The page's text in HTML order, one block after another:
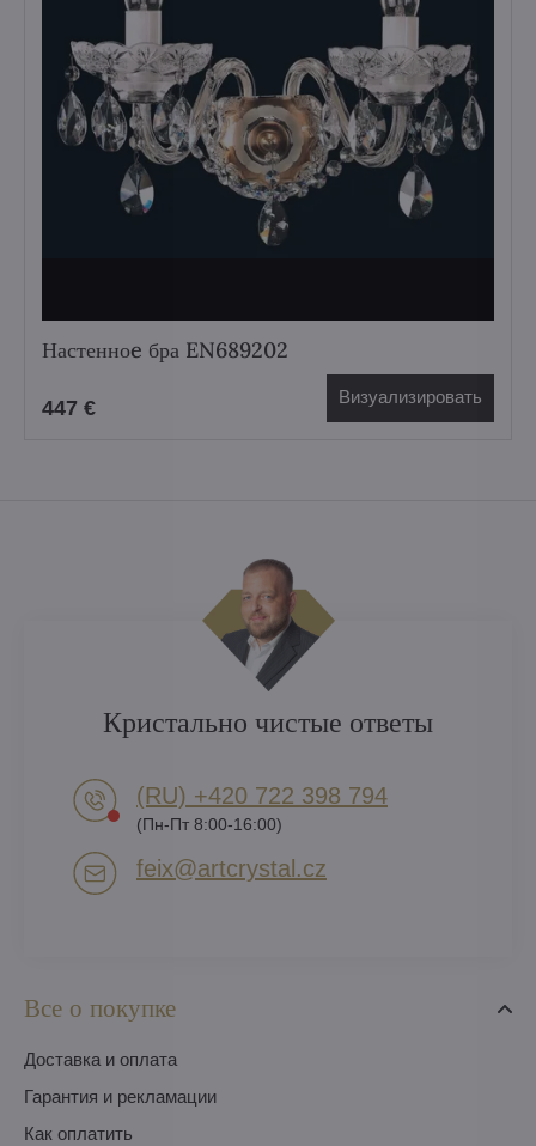
Настенноe бра EN689202
447 € Визуализировать
Все о покупке
Доставка и оплата
Гарантия и рекламации
Как оплатить
Кристально чистые ответы
(RU) +420 722 398 794​
(Пн-Пт 8:00-16:00)
feix​@artcrystal​.cz